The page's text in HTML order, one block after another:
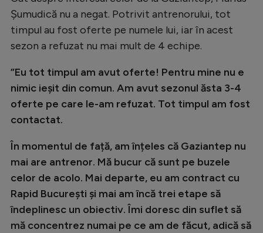
Tenis
Handbal
Gimnastică
Auto
Rugby
Ciclism
Alte sporturi
Șumudică nu a negat. Potrivit antrenorului, tot
timpul au fost oferte pe numele lui, iar în acest
sezon a refuzat nu mai mult de 4 echipe.
”Eu tot timpul am avut oferte! Pentru mine nu e
nimic ieșit din comun. Am avut sezonul ăsta 3-4
oferte pe care le-am refuzat. Tot timpul am fost
contactat.
În momentul de față, am înțeles că Gaziantep nu
mai are antrenor. Mă bucur că sunt pe buzele
celor de acolo. Mai departe, eu am contract cu
Rapid București și mai am încă trei etape să
îndeplinesc un obiectiv. Îmi doresc din suflet să
mă concentrez numai pe ce am de făcut, adică să